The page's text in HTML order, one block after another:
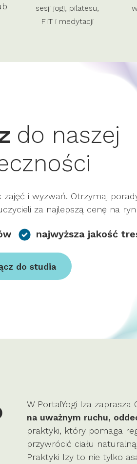
sesji jogi, pilatesu,
FIT i medytacji
do naszej
zajęć i wyzwań. Otrzymaj
za najlepszą cenę na
najwyższa jakość
do studia
W PortalYogi Iza zaprasza
na uważnym ruchu,
praktyki, który pomaga
przywrócić ciału
Praktyki Izy to nie tylko